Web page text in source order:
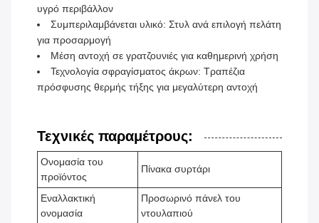
υγρό περιβάλλον
Συμπεριλαμβάνεται υλικό: Στυλ ανά επιλογή πελάτη
για προσαρμογή
Μέση αντοχή σε γρατζουνιές για καθημερινή χρήση
Τεχνολογία σφραγίσματος άκρων: Τραπέζια
πρόσφυσης θερμής τήξης για μεγαλύτερη αντοχή
Τεχνικές παραμέτρους:
Ονομασία του
προϊόντος
Πίνακα συρτάρι
Εναλλακτική
ονομασία
Προσωρινό πάνελ του
ντουλαπιού